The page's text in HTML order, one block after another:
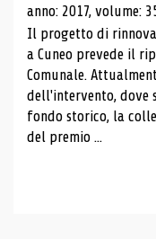
anno: 2017, volume:
Il progetto di
a Cuneo prevede il
Comunale.
dell'intervento, dove
fondo storico, la
del premio ...